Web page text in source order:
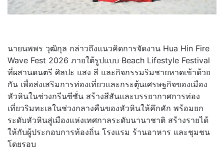
นายนพพร วุฒิกุล กล่าวถึงแนวคิดการจัดงาน Hua Hin Fire
Wave Fest 2026 ภายใต้รูปแบบ Beach Lifestyle Festival
ที่ผสานดนตรี ศิลปะ แสง สี และกิจกรรมริมชายหาดเข้าด้วย
กัน เพื่อส่งเสริมการท่องเที่ยวและกระตุ้นเศรษฐกิจของเมือง
หัวหินในช่วงกรีนซีซั่น สร้างสีสันและบรรยากาศการท่อง
เที่ยวริมทะเลในช่วงกลางคืนของหัวหินให้คึกคัก พร้อมยก
ระดับหัวหินสู่เมืองแห่งเทศกาลระดับนานาชาติ สร้างรายได้
ให้กับผู้ประกอบการท้องถิ่น โรงแรม ร้านอาหาร และชุมชน
โดยรอบ